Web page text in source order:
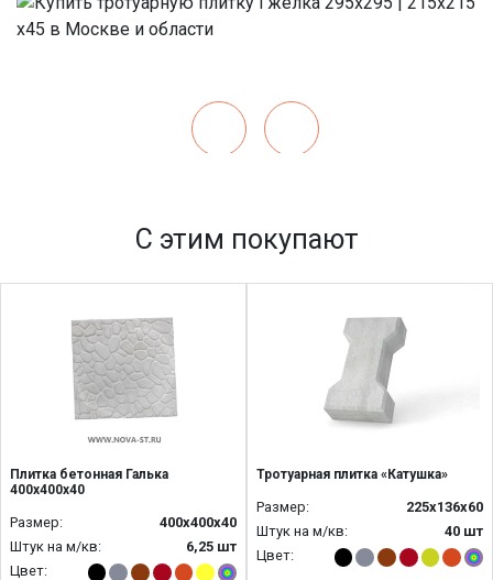
С этим покупают
Плитка бетонная Галька
400х400х40
Размер:
400х400х40
Штук на м/кв:
6,25 шт
Цвет:
Тротуарная плитка «Катушка»
Размер:
225х136х60
Штук на м/кв:
40 шт
Цвет: